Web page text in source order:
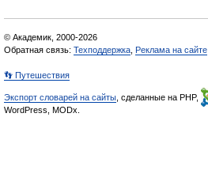
© Академик, 2000-2026
Обратная связь: Техподдержка Реклама на сайте
👣 Путешествия
Экспорт словарей на сайты , сделанные на PHP,
WordPress, MODx.